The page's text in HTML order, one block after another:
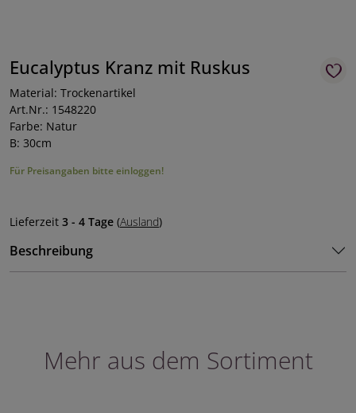
Eucalyptus Kranz mit Ruskus
Material: Trockenartikel
Art.Nr.: 1548220
Farbe: Natur
B: 30cm
Für Preisangaben bitte einloggen!
Lieferzeit 3 - 4 Tage (Ausland)
Beschreibung
Mehr aus dem Sortiment